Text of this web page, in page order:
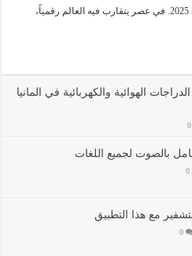
أهم تطبيق لإتقان التحدث بالإنجليزية في 2025. في عصر يتقارب فيه العالم رقمياً،
الهوائية والكهربائية في المانيا
0
بالصوت لجميع اللغات
0
مع هذا التطبيق
0